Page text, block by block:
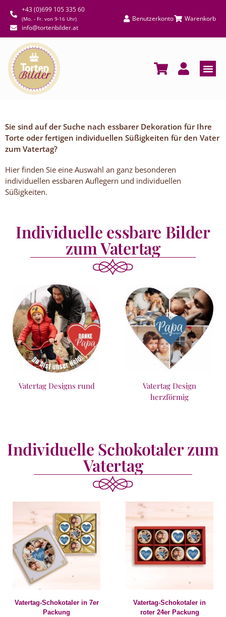
+43 (0)699 105 335 60
(Mo. - Fr. von 9-16 Uhr)
info@tortenbilder.at
Benutzerkonto Warenkorb
Sie sind auf der Suche nach essbarer Dekoration für Ihre
Torte oder fertigen individuellen Süßigkeiten für den Vater
zum Vatertag?
Hier finden Sie eine Auswahl an ganz besonderen
individuellen essbaren Auflegern und individuellen
Süßigkeiten.
Individuelle essbare Bilder
zum Vatertag
Vatertag Designs rund
Vatertag Design
herzförmig
Individuelle Schokotaler zum
Vatertag
Vatertag-Schokotaler in 7er
Packung
Vatertag-Schokotaler in
roter 24er Packung